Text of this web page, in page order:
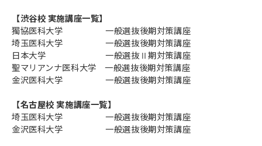
【渋谷校 実施講座一覧】
獨協医科大学 一般選抜後期対策講座
埼玉医科大学 一般選抜後期対策講座
日本大学 一般選抜Ⅱ期対策講座
聖マリアンナ医科大学 一般選抜後期対策講座
金沢医科大学 一般選抜後期対策講座
【名古屋校 実施講座一覧】
埼玉医科大学 一般選抜後期対策講座
金沢医科大学 一般選抜後期対策講座